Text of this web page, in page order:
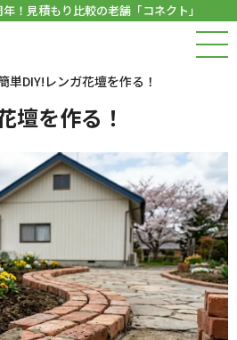
！見積もり比較の老舗「コネクト」
単DIY!レンガ花壇を作る！
壇を作る！